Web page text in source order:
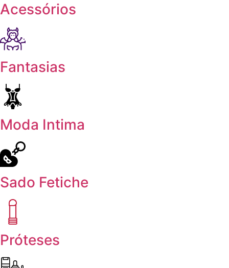
Acessórios
Fantasias
Moda Intima
Sado Fetiche
Próteses